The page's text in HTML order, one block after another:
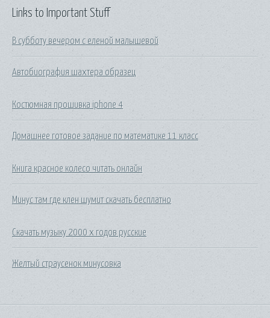
Links to Important Stuff
В субботу вечером с еленой малышевой
Автобиография шахтера образец
Костюмная прошивка iphone 4
Домашнее готовое задание по математике 11 класс
Книга красное колесо читать онлайн
Минус там где клен шумит скачать бесплатно
Скачать музыку 2000 х годов русские
Желтый страусенок минусовка